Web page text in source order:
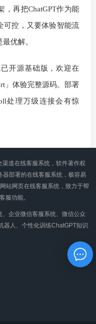
，再把ChatGPT作为能
可控，又要体验智能流
优解。
开源基础版，欢迎在
」体验完整源码。部署
处理万级连接会有惊
道在线客服系统，软件著作权
部署的在线客服系统，极容易
站网页在线客服系统，致力于帮
服功能。
企业微信客服系统、微信公众
器人、个性化训练ChatGPT知识